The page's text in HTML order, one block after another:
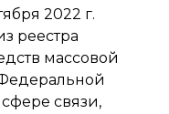
2022 г.
реестра
массовой
связи,